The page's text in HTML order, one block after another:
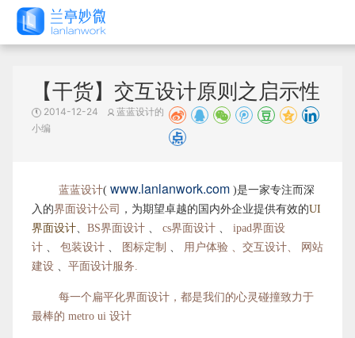
【干货】交互设计原则之启示性
2014-12-24
蓝蓝设计的
小编
蓝蓝设计( www.lanlanwork.com )是一家专注而深
入的界面设计公司 ，为期望卓越的国内外企业提供有效的UI
界面设计、 BS界面设计 、 cs界面设计 、 ipad界面设
计 、 包装设计 、 图标定制 、 用户体验 、交互设计、
网站
建设 、 平面设计服务.
每一个扁平化界面设计，都是我们的心灵碰撞致力于
最棒的 metro ui 设计